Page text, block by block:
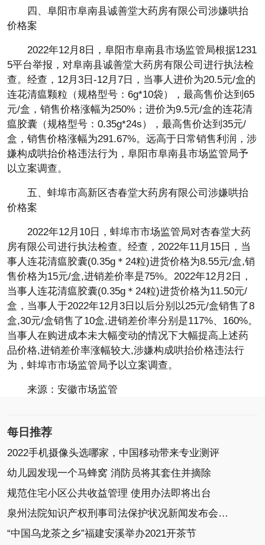
四、阜阳市阜南县诚善堂大药房有限公司涉嫌哄抬
价格案
2022年12月8日，阜阳市阜南县市场监管局根据1231
5平台举报，对阜南县诚善堂大药房有限公司进行执法检
查。经查，12月3日-12月7日，当事人进价为20.5元/盒的
连花清瘟颗粒（规格型号：6g*10袋），最高售价达到65
元/盒，销售价格涨幅为250%；进价为9.5元/盒的连花清
瘟胶囊（规格型号：0.35g*24s），最高售价达到35元/
盒，销售价格涨幅为291.67%。远高于日常销售利润，涉
嫌构成哄抬价格违法行为，阜阳市阜南县市场监管局予
以立案调查。
五、蚌埠市高新区杏春堂大药房有限公司涉嫌哄抬
价格案
2022年12月10日，蚌埠市市场监管局对杏春堂大药
房有限公司进行执法检查。经查，2022年11月15日，当
事人连花清瘟胶囊(0.35g＊24粒)进货价格为8.55元/盒,销
售价格为15元/盒,进销差价率是75%。2022年12月2日，
当事人连花清瘟胶囊(0.35g＊24粒)进货价格为11.50元/
盒，当事人于2022年12月3日以后分别以25元/盒销售了8
盒,30元/盒销售了10盒,进销差价率分别是117%、160%。
当事人在购进成本未大幅变动的情况下大幅提高上述药
品价格,进销差价率涨幅较大,涉嫌构成哄抬价格违法行
为，蚌埠市市场监管局予以立案调查。
来源：安徽市场监管
每日推荐
2022手机摄像头选哪家，中国移动带来专业测评
幼儿园发现一个马蜂窝 消防员将其套住并摘除
规范住宅小区公共收益管理 使用办法即将出台
泉州法院知识产权刑事司法保护状况新闻发布会召开
“中国乌龙茶之乡”福建安溪举办2021开茶节